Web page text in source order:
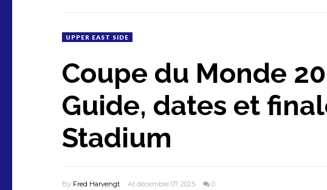
UPPER EAST SIDE
Coupe du Monde
Guide, dates et
Stadium
By Fred Harvengt At décembre 07, 2025 0